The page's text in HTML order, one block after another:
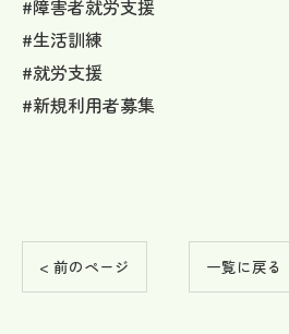
#障害者就労支援
#生活訓練
#就労支援
#新規利用者募集
< 前のページ 一覧に戻る